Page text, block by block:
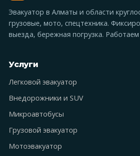
Эвакуатор в Алматы и области
грузовые, мото, спецтехника.
выезда, бережная погрузка. Работаем
Услуги
Легковой эвакуатор
Внедорожники и SUV
Микроавтобусы
Грузовой эвакуатор
Мотоэвакуатор